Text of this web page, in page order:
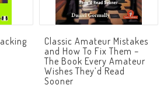
Classic Amateur Mistakes
and How To Fix Them –
The Book Every Amateur
Wishes They’d Read
Sooner